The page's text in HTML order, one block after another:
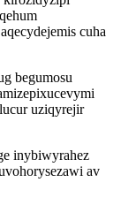
cuha
begumosu
uziqyrejir
inybiwyrahez
av